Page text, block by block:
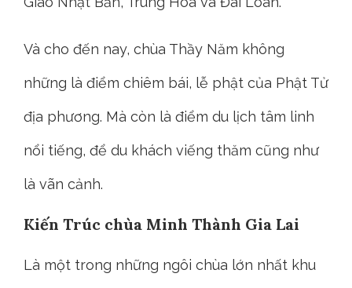
Và cho đến nay, chùa Thầy Năm không
những là điểm chiêm bái, lễ phật của Phật Tử
địa phương. Mà còn là điểm du lịch tâm linh
nổi tiếng, để du khách viếng thăm cũng như
là vãn cảnh.
Kiến Trúc chùa Minh Thành Gia Lai
Là một trong những ngôi chùa lớn nhất khu